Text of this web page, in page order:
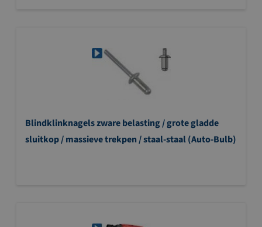
Blindklinknagels zware belasting / grote gladde
sluitkop / massieve trekpen / staal-staal (Auto-Bulb)